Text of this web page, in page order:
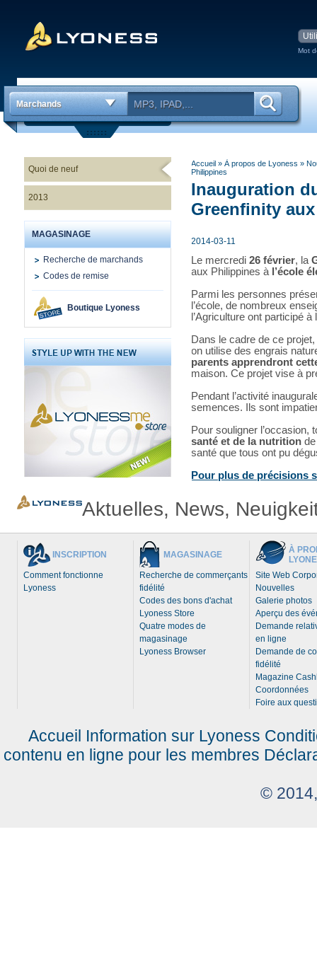
Mot
Marchands
Quoi de neuf
2013
MAGASINAGE
Recherche de marchands
Codes de remise
Boutique Lyoness
Accueil » À propos de Lyoness »
Philippines
Inauguration
Greenfinity
2014-03-11
Le mercredi26 février, la
aux Philippines à l’école
Parmi les personnes
l’école, de nombreux
l’Agriculture ont participé à
Dans le cadre de ce
on utilise des engrais
parents apprendront
maison. Ce projet vise à
Pendant l’activité
semences. Ils sont
Pour souligner
santé et de la nutrition
santé que tous ont pu
Pour plus de précisions
Aktuelles, News,
INSCRIPTION
Comment fonctionne
Lyoness
MAGASINAGE
Recherche de commerçants
fidélité
Codes des bons d'achat
Lyoness Store
Quatre modes de
magasinage
Lyoness Browser
À
Site Web
Nouvelles
Galerie photos
Aperçu des
Demande
en ligne
Demande de
fidélité
Magazine
Coordonnées
Foire aux
Accueil Information sur Lyoness
contenu en ligne pour les membres
©